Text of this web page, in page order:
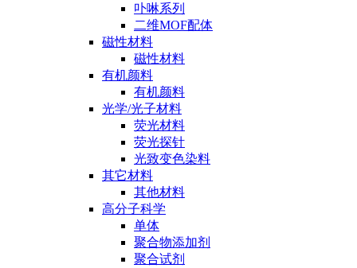
卟啉系列
二维MOF配体
磁性材料
磁性材料
有机颜料
有机颜料
光学/光子材料
荧光材料
荧光探针
光致变色染料
其它材料
其他材料
高分子科学
单体
聚合物添加剂
聚合试剂